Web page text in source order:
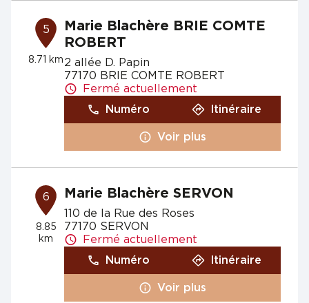
5
8.71 km
Marie Blachère BRIE COMTE
ROBERT
2 allée D. Papin
77170 BRIE COMTE ROBERT
Fermé actuellement
Numéro
Itinéraire
Voir plus
6
8.85
km
Marie Blachère SERVON
110 de la Rue des Roses
77170 SERVON
Fermé actuellement
Numéro
Itinéraire
Voir plus